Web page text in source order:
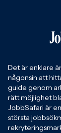
Det är enklare
någonsin att
guide genom
rätt möjlighet
JobbSafari är
största